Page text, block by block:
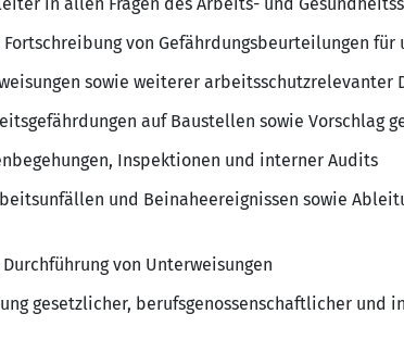
von Gefährdungsbeurteilungen für
sowie weiterer arbeitsschutzrelevanter
auf Baustellen sowie Vorschlag
Inspektionen und interner Audits
und Beinaheereignissen sowie
von Unterweisungen
gesetzlicher, berufsgenossenschaftlicher und